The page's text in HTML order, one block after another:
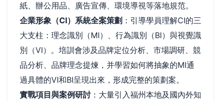
紙、辦公用品、廣告宣傳、環境導視等落地規范。
企業形象（CI）系統全案策劃 ：引導學員理解CI的三
大支柱：理念識別（MI）、行為識別（BI）與視覺識
別（VI）。培訓會涉及品牌定位分析、市場調研、競
品分析、品牌理念提煉，并學習如何將抽象的MI通
過具體的VI和BI呈現出來，形成完整的策劃案。
實戰項目與案例研討：大量引入福州本地及國內外知